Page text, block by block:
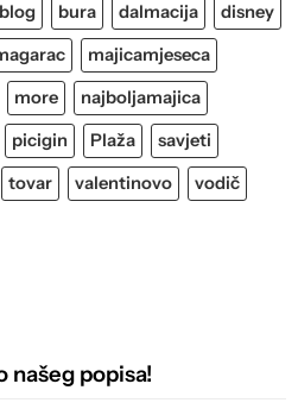
blog bura dalmacija
disney
majicamjeseca
more
najboljamajica
picigin Plaža
savjeti
tovar valentinovo
vodič
našeg popisa!